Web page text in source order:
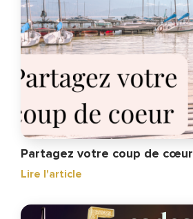
Partagez votre coup de cœur
Lire l'article